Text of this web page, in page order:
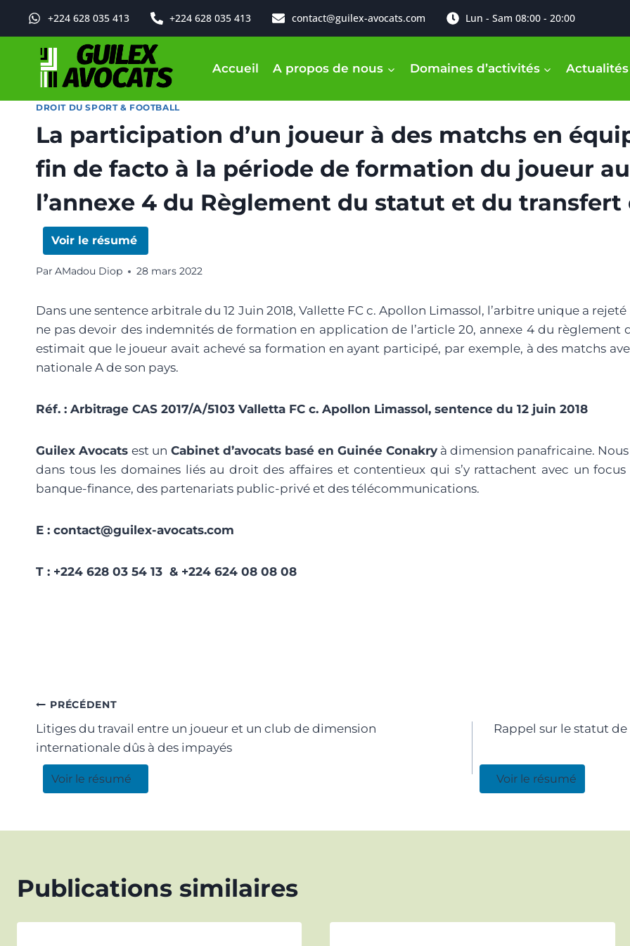
+224 628 035 413 +224 628 035 413 contact@guilex-avocats.com Lun - Sam 08:00 - 20:00
Accueil A propos de nous Domaines d’activités
DROIT DU SPORT & FOOTBALL
La participation d’un joueur à des matchs en
fin de facto à la période de formation du joueur
l’annexe 4 du Règlement du statut et du transfert
Voir le résumé
Par AMadou Diop 28 mars 2022
Dans une sentence arbitrale du 12 Juin 2018, Vallette FC c. Apollon Limassol, l’arbitre unique a
ne pas devoir des indemnités de formation en application de l’article 20, annexe 4 du
estimait que le joueur avait achevé sa formation en ayant participé, par exemple, à des matchs
nationale A de son pays.
Réf. : Arbitrage CAS 2017/A/5103 Valletta FC c. Apollon Limassol, sentence du 12 juin 2018
Guilex Avocats est un Cabinet d’avocats basé en Guinée Conakry à dimension panafricaine.
dans tous les domaines liés au droit des affaires et contentieux qui s’y rattachent avec un
banque-finance, des partenariats public-privé et des télécommunications.
E : contact@guilex-avocats.com
T : +224 628 03 54 13 & +224 624 08 08 08
PRÉCÉDENT
Litiges du travail entre un joueur et un club de dimension
internationale dûs à des impayés
Voir le résumé
Rappel sur le statut
Voir le résumé
Publications similaires